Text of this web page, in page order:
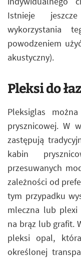
Istnieje
wykorzystania
powodzeniem
akustyczny).
Pleksi do
Pleksiglas
prysznicowej. W
zastępują
kabin
przesuwanych
zależności od
tym przypadku
mleczna lub plexi
na brąz lub grafit.
pleksi opal,
określonej